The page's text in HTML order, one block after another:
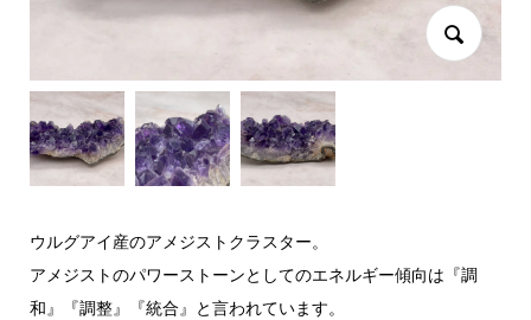
ウルグアイ産のアメジストクラスター。
アメジストのパワーストーンとしてのエネルギー傾向は『調
和』『調整』『統合』と言われています。